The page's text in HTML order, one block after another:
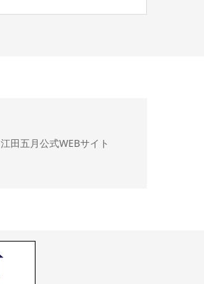
江田五月公式WEBサイト